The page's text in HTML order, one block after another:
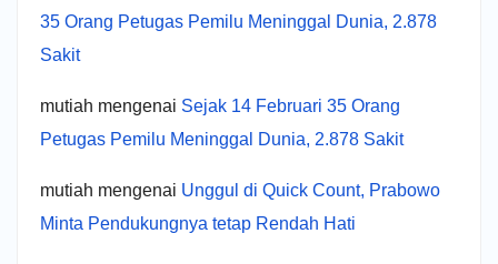
35 Orang Petugas Pemilu Meninggal Dunia, 2.878
Sakit
mutiah mengenai Sejak 14 Februari 35 Orang
Petugas Pemilu Meninggal Dunia, 2.878 Sakit
mutiah mengenai Unggul di Quick Count, Prabowo
Minta Pendukungnya tetap Rendah Hati